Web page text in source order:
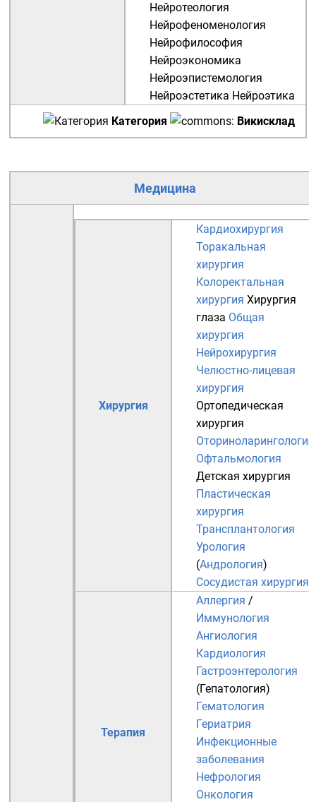
Нейротеология
Нейрофеноменология
Нейрофилософия
Нейроэкономика
Нейроэпистемология
Нейроэстетика Нейроэтика
Категория
Викисклад
Медицина
Хирургия
Кардиохирургия
Торакальная
хирургия
Колоректальная
хирургия Хирургия
глаза Общая
хирургия
Нейрохирургия
Челюстно-лицевая
хирургия
Ортопедическая
хирургия
Оториноларингология
Офтальмология
Детская хирургия
Пластическая
хирургия
Трансплантология
Урология
(Андрология)
Сосудистая хирургия
Терапия
Аллергия /
Иммунология
Ангиология
Кардиология
Гастроэнтерология
(Гепатология)
Гематология
Гериатрия
Инфекционные
заболевания
Нефрология
Онкология